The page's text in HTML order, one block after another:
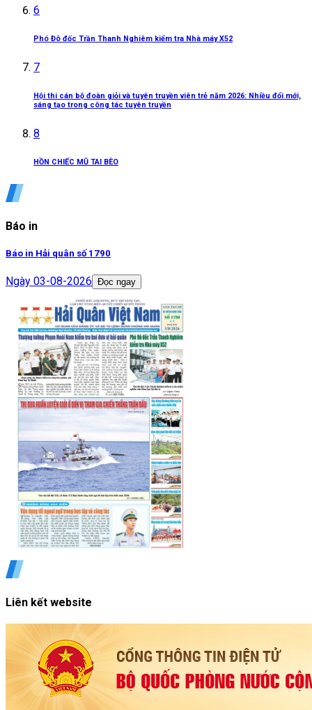
6
Phó Đô đốc Trần Thanh Nghiêm kiểm tra Nhà máy X52
7
Hội thi cán bộ đoàn giỏi và tuyên truyền viên trẻ năm 2026: Nhiều đổi mới,
sáng tạo trong công tác tuyên truyền
8
HỒN CHIẾC MŨ TAI BÈO
Báo in
Báo in Hải quân số 1790
Ngày 03-08-2026 Đọc ngay
Liên kết website